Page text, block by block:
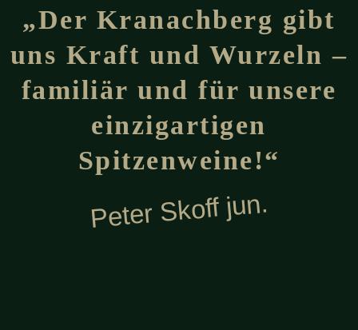
„Der Kranachberg gibt
uns Kraft und Wurzeln –
familiär und für unsere
einzigartigen
Spitzenweine!“
Peter Skoff jun.